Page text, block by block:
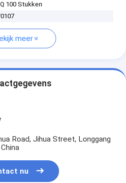
100 Stukken
meer
Road, Jihua Street, Longgang
nu